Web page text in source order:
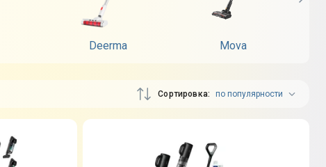
Deerma Mova
Сортировка по популярности